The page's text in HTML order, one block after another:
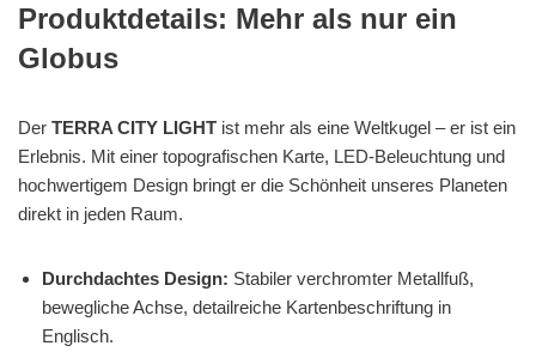
Produktdetails: Mehr als nur ein
Globus
Der TERRA CITY LIGHT ist mehr als eine Weltkugel – er ist ein
Erlebnis. Mit einer topografischen Karte, LED-Beleuchtung und
hochwertigem Design bringt er die Schönheit unseres Planeten
direkt in jeden Raum.
Durchdachtes Design: Stabiler verchromter Metallfuß,
bewegliche Achse, detailreiche Kartenbeschriftung in
Englisch.